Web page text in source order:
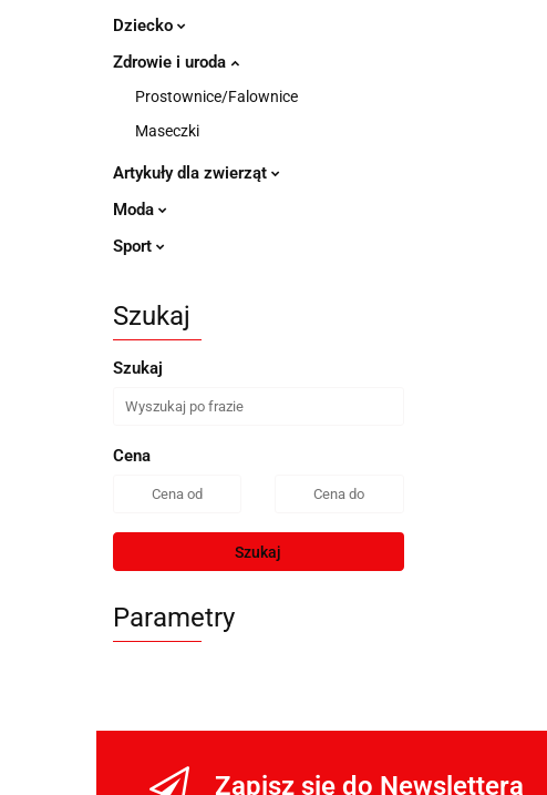
Dziecko
Zdrowie i uroda
Prostownice/Falownice
Maseczki
Artykuły dla zwierząt
Moda
Sport
Szukaj
Szukaj
Cena
Szukaj
Parametry
Zapisz się do Newslettera